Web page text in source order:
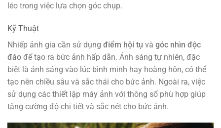
léo trong việc lựa chọn góc chụp.
Kỹ Thuật
Nhiếp ảnh gia cần sử dụng điểm hội tụ và góc nhìn độc
đáo để tạo ra bức ảnh hấp dẫn. Ánh sáng tự nhiên, đặc
biệt là ánh sáng vào lúc bình minh hay hoàng hôn, có thể
tạo nên chiều sâu và sắc thái cho bức ảnh. Ngoài ra, việc
sử dụng các thiết lập máy ảnh với thông số phù hợp giúp
tăng cường độ chi tiết và sắc nét cho bức ảnh.